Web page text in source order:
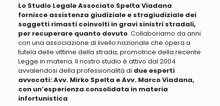
Lo Studio Legale Associato Spelta Viadana
fornisce assistenza giudiziale e stragiudiziale dei
soggetti rimasti coinvolti in gravi sinistri stradali,
per recuperare quanto dovuto. Collaboriamo da anni
con una associazione di livello nazionale che opera a
tutela delle vittime della strada, promotrice della recente
Legge in materia. Il nostro studio è attivo dal 2004
avvalendosi della professionalità di due esperti
avvocati: Avv. Mirko Spelta e Avv. Marco Viadana,
con un’esperienza consolidata in materia
infortunistica.